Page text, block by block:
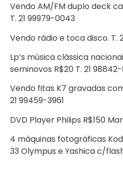
Vendo AM/FM duplo deck
T. 21 99979-0043
Vendo rádio e toca disco. T.
Lp’s música clássica
seminovos R$20 T. 21 98842-
Vendo fitas K7 gravadas
21 99459-3961
DVD Player Philips R$150
4 máquinas fotográficas
33 Olympus e Yashica c/